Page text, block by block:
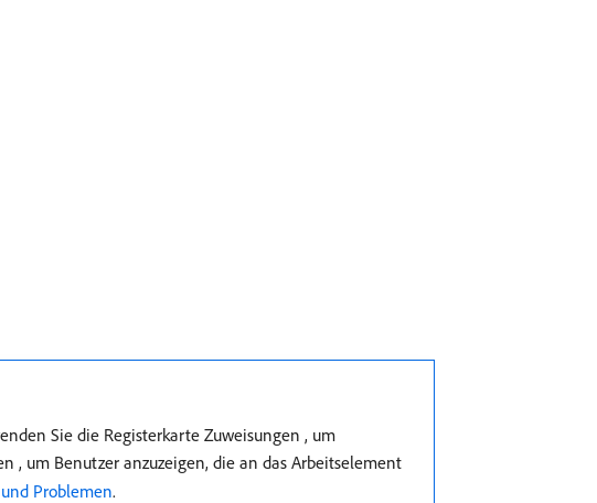
Sie die Registerkarte Zuweisungen , um
, um Benutzer anzuzeigen, die an das Arbeitselement
Problemen.